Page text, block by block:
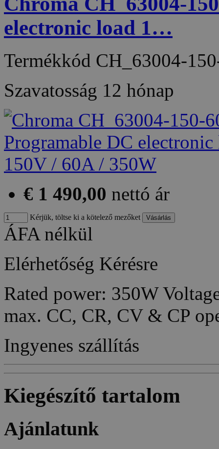
electronic load 1…
Termékkód CH_63004-
Szavatosság 12 hónap
€ 1 490,00 nettó ár
Kérjük, töltse ki a kötelező mezőket
ÁFA nélkül
Elérhetőség Kérésre
Rated power: 350W
max. CC, CR, CV & CP
Ingyenes szállítás
Kiegészítő tartalom
Ajánlatunk